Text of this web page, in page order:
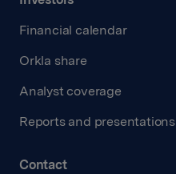
Financial calendar
Orkla share
Analyst coverage
Reports and presentations
Contact